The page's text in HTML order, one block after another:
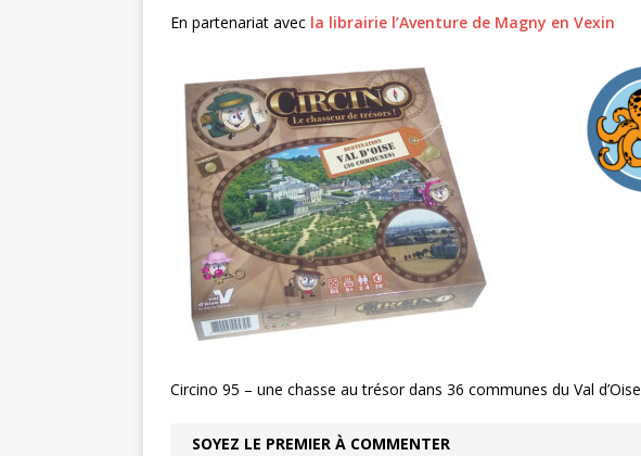
En partenariat avec la librairie l’Aventure de Magny en Vexin
Circino 95 – une chasse au trésor dans 36 communes du Val d’Oise
SOYEZ LE PREMIER À COMMENTER